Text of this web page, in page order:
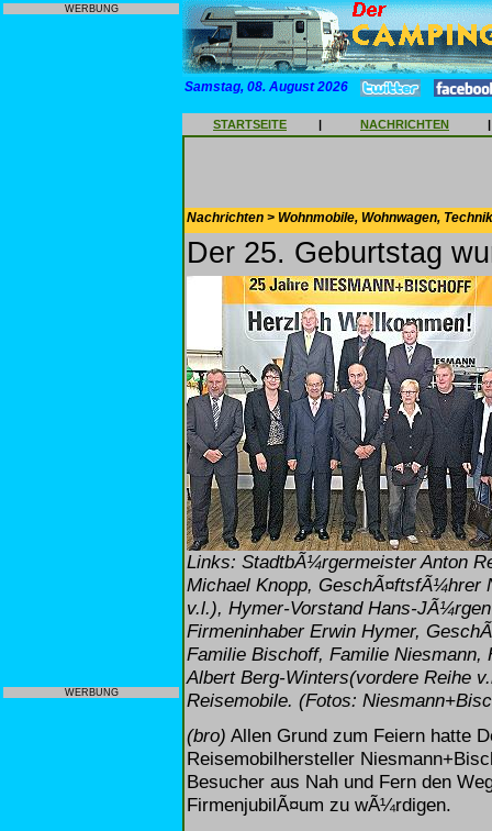
WERBUNG
WERBUNG
Samstag, 08. August 2026
STARTSEITE | NACHRICHTEN |
Nachrichten > Wohnmobile, Wohnwagen,
Der 25. Geburtstag
Links: StadtbÃ¼rgermeister Anton
Michael Knopp, GeschÃ¤ftsfÃ¼hrer
v.l.), Hymer-Vorstand Hans-
Firmeninhaber Erwin Hymer,
Familie Bischoff, Familie
Albert Berg-Winters(vordere Reihe
Reisemobile. (Fotos:
(bro) Allen Grund zum Feiern hatte
Reisemobilhersteller
Besucher aus Nah und Fern den
FirmenjubilÃ¤um zu wÃ¼rdigen.